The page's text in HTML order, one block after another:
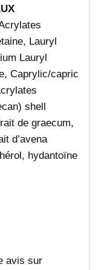
Lauryl
Lauryl
Caprylic/capric
shell
de graecum,
d’avena
hydantoïne
avis sur